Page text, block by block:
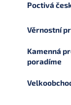
Poctivá
Věrnostní
Kamenná
poradíme